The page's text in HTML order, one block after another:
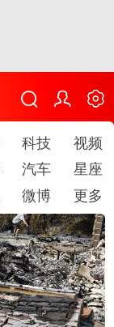
科技
视频
汽车
星座
微博 更多